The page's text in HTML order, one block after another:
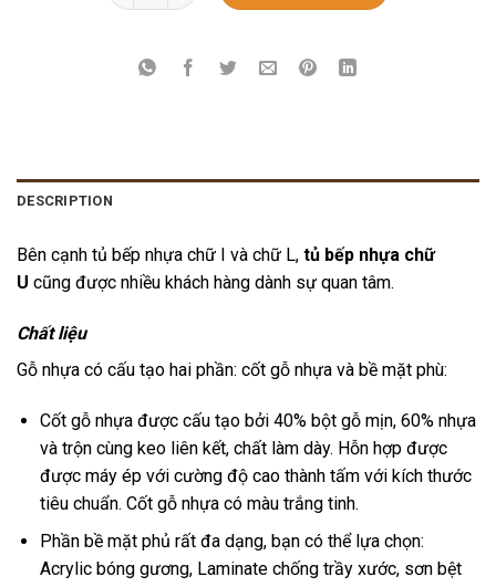
DESCRIPTION
Bên cạnh tủ bếp nhựa chữ I và chữ L, tủ bếp nhựa chữ
U cũng được nhiều khách hàng dành sự quan tâm.
Chất liệu
Gỗ nhựa có cấu tạo hai phần: cốt gỗ nhựa và bề mặt phù:
Cốt gỗ nhựa được cấu tạo bởi 40% bột gỗ mịn, 60% nhựa
và trộn cùng keo liên kết, chất làm dày. Hỗn hợp được
được máy ép với cường độ cao thành tấm với kích thước
tiêu chuẩn. Cốt gỗ nhựa có màu trắng tinh.
Phần bề mặt phủ rất đa dạng, bạn có thể lựa chọn:
Acrylic bóng gương, Laminate chống trầy xước, sơn bệt